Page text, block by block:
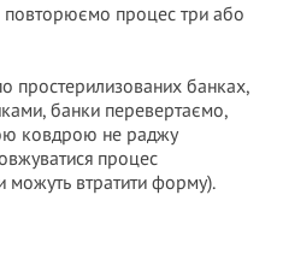
повторюємо процес три або
простерилизованих банках,
банки перевертаємо,
ковдрою не раджу
процес
можуть втратити форму).